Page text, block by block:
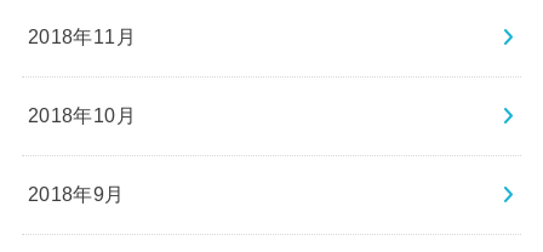
2018年11月
2018年10月
2018年9月